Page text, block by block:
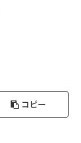
コピー